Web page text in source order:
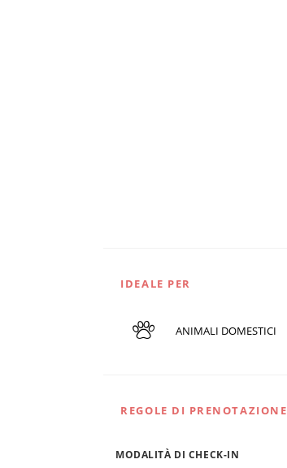
IDEALE PER
ANIMALI DOMESTICI
REGOLE DI PRENOTAZIONE
MODALITÀ DI CHECK-IN